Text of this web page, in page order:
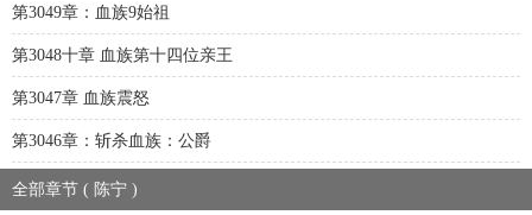
第3049章：血族9始祖
第3048十章 血族第十四位亲王
第3047章 血族震怒
第3046章：斩杀血族：公爵
全部章节 ( 陈宁 )